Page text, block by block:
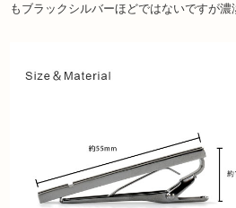
もブラックシルバーほどではないですが濃